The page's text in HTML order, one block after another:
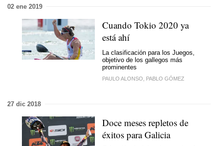
02 ene 2019
Cuando Tokio 2020 ya
está ahí
La clasificación para los Juegos,
objetivo de los gallegos más
prominentes
PAULO ALONSO, PABLO GÓMEZ
27 dic 2018
Doce meses repletos de
éxitos para Galicia